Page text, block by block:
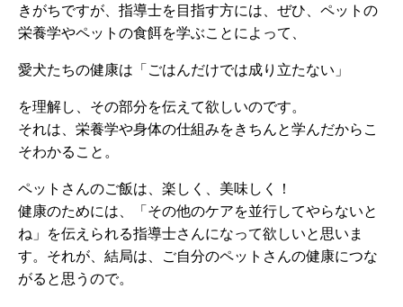
きがちですが、指導士を目指す方には、ぜひ、ペットの
栄養学やペットの食餌を学ぶことによって、
愛犬たちの健康は「ごはんだけでは成り立たない」
を理解し、その部分を伝えて欲しいのです。
それは、栄養学や身体の仕組みをきちんと学んだからこ
そわかること。
ペットさんのご飯は、楽しく、美味しく！
健康のためには、「その他のケアを並行してやらないと
ね」を伝えられる指導士さんになって欲しいと思いま
す。それが、結局は、ご自分のペットさんの健康につな
がると思うので。